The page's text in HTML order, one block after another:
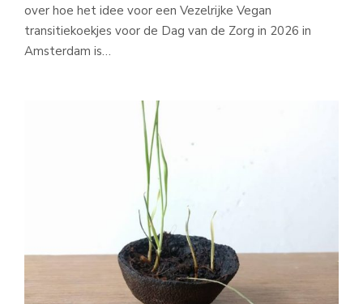
over hoe het idee voor een Vezelrijke Vegan
transitiekoekjes voor de Dag van de Zorg in 2026 in
Amsterdam is…